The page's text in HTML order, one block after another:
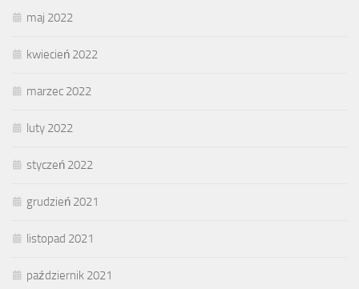
maj 2022
kwiecień 2022
marzec 2022
luty 2022
styczeń 2022
grudzień 2021
listopad 2021
październik 2021